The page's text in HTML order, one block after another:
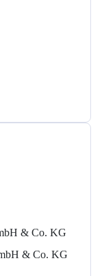
& Co. KG
& Co. KG